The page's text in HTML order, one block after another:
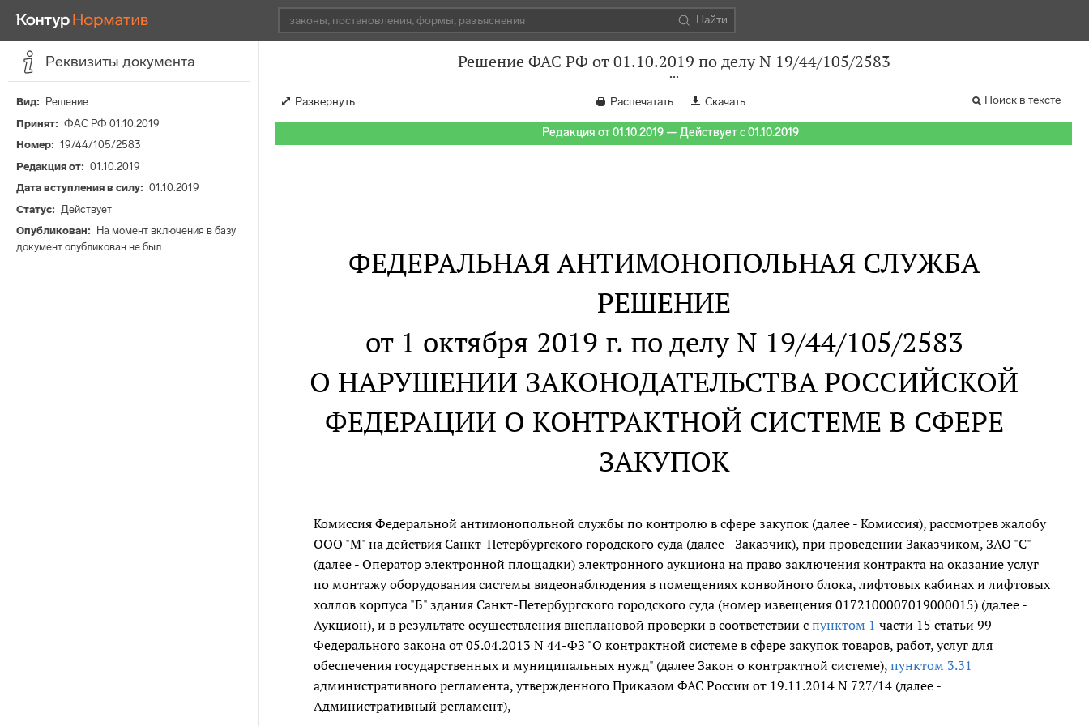
Найти
Реквизиты документа
Вид
Решение
Принят
ФАС РФ 01.10.2019
Номер
19/44/105/2583
Редакция от
01.10.2019
Дата вступления в силу
01.10.2019
Статус
Действует
Опубликован
На момент включения в базу
документ опубликован не был
Решение ФАС РФ от 01.10.2019 по делу N 19/44/105/2583
Развернуть Распечатать Скачать Поиск в тексте
Редакция от 01.10.2019 — Действует с 01.10.2019
ФЕДЕРАЛЬНАЯ АНТИМОНОПОЛЬНАЯ СЛУЖБА
РЕШЕНИЕ
от 1 октября 2019 г. по делу N 19/44/105/2583
О НАРУШЕНИИ ЗАКОНОДАТЕЛЬСТВА РОССИЙСКОЙ
ФЕДЕРАЦИИ О КОНТРАКТНОЙ СИСТЕМЕ В СФЕРЕ
ЗАКУПОК
Комиссия Федеральной антимонопольной службы по контролю в сфере закупок (далее - Комиссия), рассмотрев жалобу
ООО "М" на действия Санкт-Петербургского городского суда (далее - Заказчик), при проведении Заказчиком, ЗАО "С"
(далее - Оператор электронной площадки) электронного аукциона на право заключения контракта на оказание услуг
по монтажу оборудования системы видеонаблюдения в помещениях конвойного блока, лифтовых кабинах и лифтовых
холлов корпуса "Б" здания Санкт-Петербургского городского суда (номер извещения 0172100007019000015) (далее -
Аукцион), и в результате осуществления внеплановой проверки в соответствии спунктом 1 части 15 статьи 99
Федерального закона от 05.04.2013 N 44-ФЗ "О контрактной системе в сфере закупок товаров, работ, услуг для
обеспечения государственных и муниципальных нужд" (далее Закон о контрактной системе),пунктом 3.31
административного регламента, утвержденного Приказом ФАС России от 19.11.2014 N 727/14 (далее -
Административный регламент),